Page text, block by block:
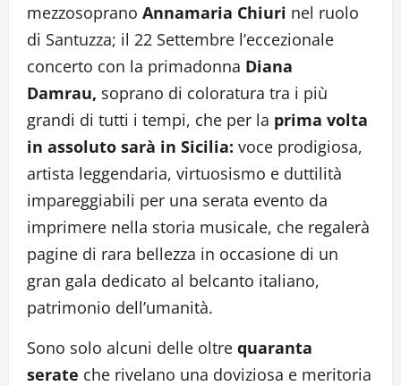
mezzosoprano Annamaria Chiuri nel ruolo
di Santuzza; il 22 Settembre l’eccezionale
concerto con la primadonna Diana
Damrau, soprano di coloratura tra i più
grandi di tutti i tempi, che per la prima volta
in assoluto sarà in Sicilia: voce prodigiosa,
artista leggendaria, virtuosismo e duttilità
impareggiabili per una serata evento da
imprimere nella storia musicale, che regalerà
pagine di rara bellezza in occasione di un
gran gala dedicato al belcanto italiano,
patrimonio dell’umanità.
Sono solo alcuni delle oltre quaranta
serate che rivelano una doviziosa e meritoria